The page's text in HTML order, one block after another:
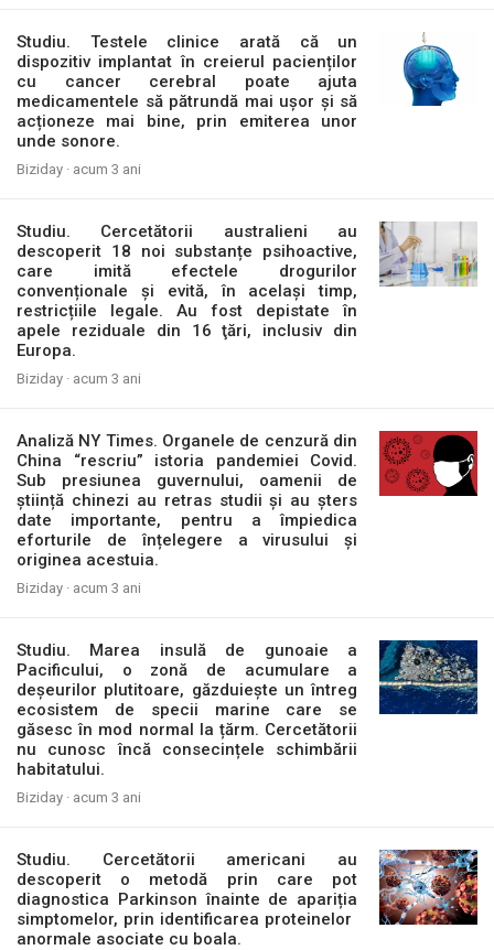
Studiu. Testele clinice arată că un
dispozitiv implantat în creierul pacienților
cu cancer cerebral poate ajuta
medicamentele să pătrundă mai ușor și să
acționeze mai bine, prin emiterea unor
unde sonore.
Biziday · acum 3 ani
Studiu. Cercetătorii australieni au
descoperit 18 noi substanțe psihoactive,
care imită efectele drogurilor
convenționale și evită, în același timp,
restricțiile legale. Au fost depistate în
apele reziduale din 16 ţări, inclusiv din
Europa.
Biziday · acum 3 ani
Analiză NY Times. Organele de cenzură din
China “rescriu” istoria pandemiei Covid.
Sub presiunea guvernului, oamenii de
știință chinezi au retras studii și au șters
date importante, pentru a împiedica
eforturile de înțelegere a virusului și
originea acestuia.
Biziday · acum 3 ani
Studiu. Marea insulă de gunoaie a
Pacificului, o zonă de acumulare a
deșeurilor plutitoare, găzduiește un întreg
ecosistem de specii marine care se
găsesc în mod normal la țărm. Cercetătorii
nu cunosc încă consecințele schimbării
habitatului.
Biziday · acum 3 ani
Studiu. Cercetătorii americani au
descoperit o metodă prin care pot
diagnostica Parkinson înainte de apariția
simptomelor, prin identificarea proteinelor ​​
anormale asociate cu boala.